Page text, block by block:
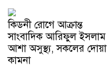
কিডনী রোগে আক্রান্ত
সাংবাদিক আরিফুল ইসলাম
আশা অসুস্থ্য, সকলের দোয়া
কামনা